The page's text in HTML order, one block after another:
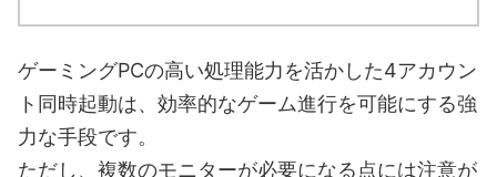
ゲーミングPCの高い処理能力を活かした4アカウン
ト同時起動は、効率的なゲーム進行を可能にする強
力な手段です。
ただし、複数のモニターが必要になる点には注意が